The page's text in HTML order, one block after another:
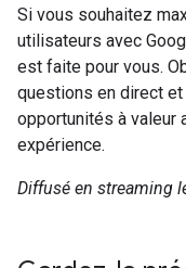
Si vous souhaitez
utilisateurs avec
est faite pour vous.
questions en direct
opportunités à valeur
expérience.
Diffusé en streaming